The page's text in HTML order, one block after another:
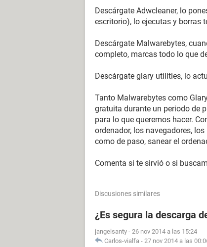
Descárgate Adwcleaner, lo
escritorio), lo ejecutas y borras
Descárgate Malwarebytes,
completo, marcas todo lo que
Descárgate glary utilities, lo
Tanto Malwarebytes como
gratuita durante un periodo de
para lo que queremos hacer.
ordenador, los navegadores,
como de paso, sanear el
Comenta si te sirvió o si
Discusiones similares
¿Es segura la descarga
jangelsanty - 26 nov 2014 a las 15:24
Carlos-vialfa - 27 nov 2014 a las